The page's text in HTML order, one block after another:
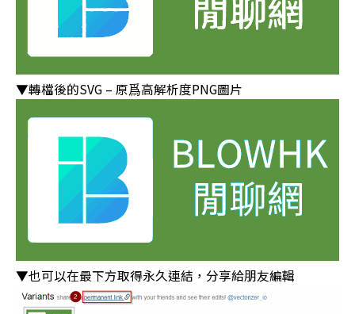
▼轉檔後的SVG – 原爲高解析度PNG圖片
▼也可以在最下方取得永久連結，分享給朋友編輯